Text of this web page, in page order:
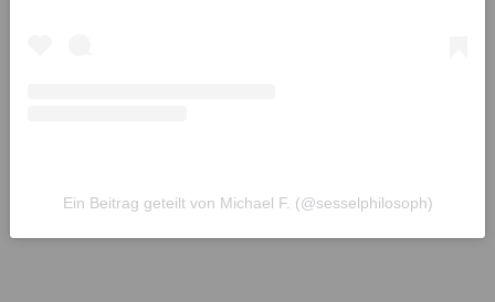
Ein Beitrag geteilt von Michael F. (@sesselphilosoph)